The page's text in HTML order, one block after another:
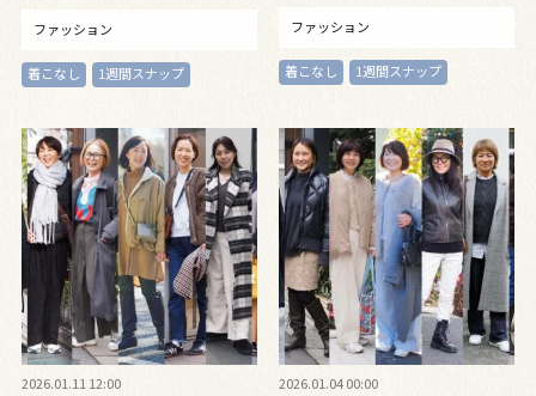
ファッション
着こなし 1週間スナップ
ファッション
着こなし 1週間スナップ
2026.01.11 12:00 2026.01.04 00:00